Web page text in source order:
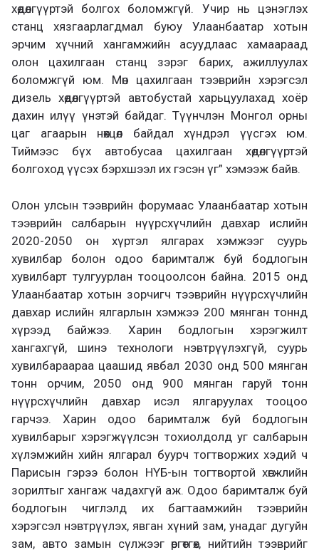
хөдөлгүүртэй болгох боломжгүй. Учир нь цэнэглэх
станц хязгаарлагдмал буюу Улаанбаатар хотын
эрчим хүчний хангамжийн асуудлаас хамаараад
олон цахилгаан станц зэрэг барих, ажиллуулах
боломжгүй юм. Мөн цахилгаан тээврийн хэрэгсэл
дизель хөдөлгүүртэй автобустай харьцуулахад хоёр
дахин илүү үнэтэй байдаг. Түүнчлэн Монгол орны
цаг агаарын нөхцөл байдал хүндрэл үүсгэх юм.
Тиймээс бүх автобусаа цахилгаан хөдөлгүүртэй
болгоход үүсэх бэрхшээл их гэсэн үг” хэмээж байв.
Олон улсын тээврийн форумаас Улаанбаатар хотын
тээврийн салбарын нүүрсхүчлийн давхар ислийн
2020-2050 он хүртэл ялгарах хэмжээг суурь
хувилбар болон одоо баримталж буй бодлогын
хувилбарт тулгуурлан тооцоолсон байна. 2015 онд
Улаанбаатар хотын зорчигч тээврийн нүүрсхүчлийн
давхар ислийн ялгарлын хэмжээ 200 мянган тоннд
хүрээд байжээ. Харин бодлогын хэрэгжилт
хангахгүй, шинэ технологи нэвтрүүлэхгүй, суурь
хувилбараараа цаашид явбал 2030 онд 500 мянган
тонн орчим, 2050 онд 900 мянган гаруй тонн
нүүрсхүчлийн давхар исэл ялгаруулах тооцоо
гарчээ. Харин одоо баримталж буй бодлогын
хувилбарыг хэрэгжүүлсэн тохиолдолд уг салбарын
хүлэмжийн хийн ялгарал буурч тогтворжих хэдий ч
Парисын гэрээ болон НҮБ-ын тогтвортой хөгжлийн
зорилтыг хангаж чадахгүй аж. Одоо баримталж буй
бодлогын чиглэлд их багтаамжийн тээврийн
хэрэгсэл нэвтрүүлэх, явган хүний зам, унадаг дугуйн
зам, авто замын сүлжээг өргөтгөх, нийтийн тээврийг